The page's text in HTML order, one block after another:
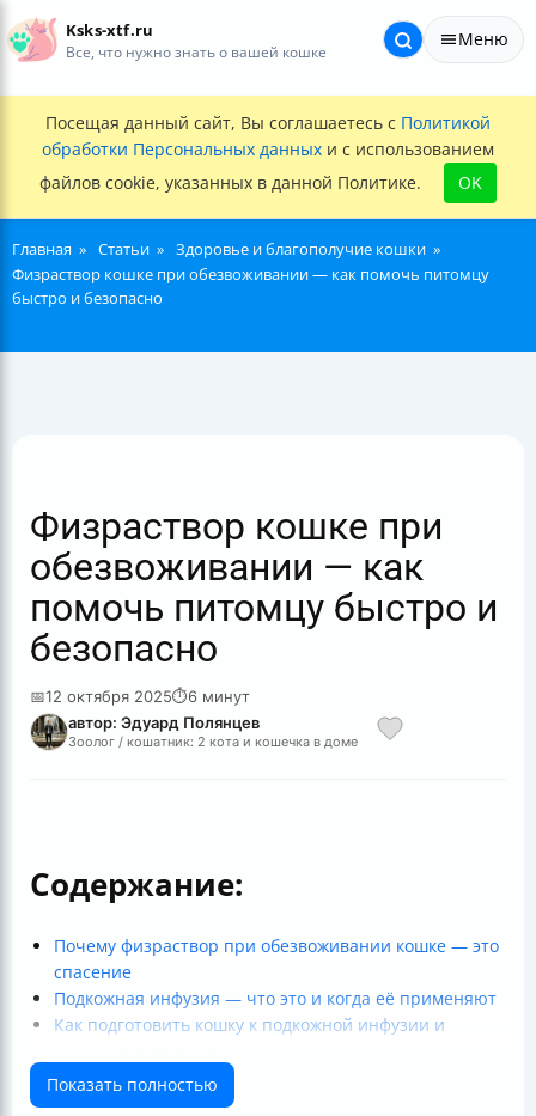
Ksks-xtf.ru
Все, что нужно знать о вашей кошке
Меню
Посещая данный сайт, Вы соглашаетесь с Политикой
обработки Персональных данных и с использованием
файлов cookie, указанных в данной Политике.
OK
Главная Статьи
Здоровье и благополучие кошки
Физраствор кошке при обезвоживании — как помочь питомцу
быстро и безопасно
Физраствор кошке при
обезвоживании — как
помочь питомцу быстро и
безопасно
📅12 октября 2025⏱6 минут
автор: Эдуард Полянцев
Зоолог / кошатник: 2 кота и кошечка в доме
Содержание:
Почему физраствор при обезвоживании кошке — это
спасение
Подкожная инфузия — что это и когда её применяют
Как подготовить кошку к подкожной инфузии и
Необходимые материалы и инструменты для
домашней подкожной капельницы
Показать полностью